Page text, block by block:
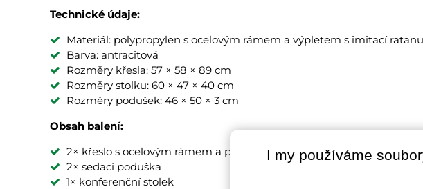
Technické údaje:
Materiál: polypropylen s ocelovým rámem a výpletem s imitací ratanu
Barva: antracitová
Rozměry křesla: 57 × 58 × 89 cm
Rozměry stolku: 60 × 47 × 40 cm
Rozměry podušek: 46 × 50 × 3 cm
Obsah balení:
2× křeslo s ocelovým rámem a plastovým výpletem
2× sedací poduška
1× konferenční stolek
I my používáme